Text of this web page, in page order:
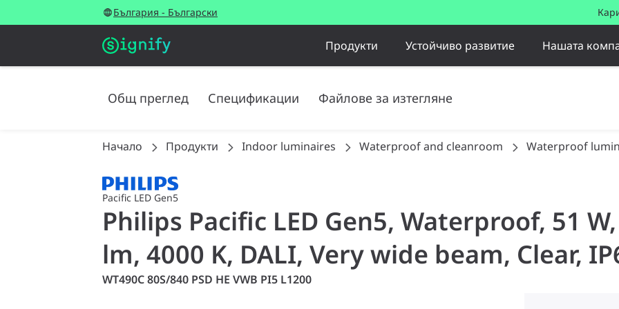
България - Български
Продукти Устойчиво развитие Нашата
Общ преглед Спецификации Файлове за изтегляне
Начало Продукти Indoor luminaires Waterproof and cleanroom Waterproof
Pacific LED Gen5
Philips Pacific LED Gen5, Waterproof, 51
lm, 4000 K, DALI, Very wide beam, Clear,
WT490C 80S/840 PSD HE VWB PI5 L1200